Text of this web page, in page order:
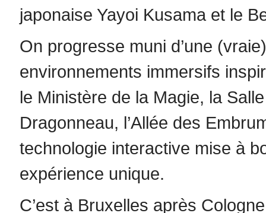
japonaise Yayoi Kusama et le
On progresse muni d’une
environnements immersifs
le Ministère de la Magie, la
Dragonneau, l’Allée des
technologie interactive mise à
expérience unique.
C’est à Bruxelles après